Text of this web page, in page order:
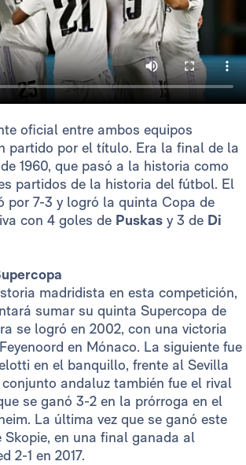
oficial entre ambos equipos
partido por el título. Era la final de la
de 1960, que pasó a la historia como
partidos de la historia del fútbol. El
por 7-3 y logró la quinta Copa de
con 4 goles de Puskas y 3 de Di
madridista en esta competición,
sumar su quinta Supercopa de
se logró en 2002, con una victoria
en Mónaco. La siguiente fue
en el banquillo, frente al Sevilla
andaluz también fue el rival
se ganó 3-2 en la prórroga en el
La última vez que se ganó este
Skopie, en una final ganada al
2-1 en 2017.